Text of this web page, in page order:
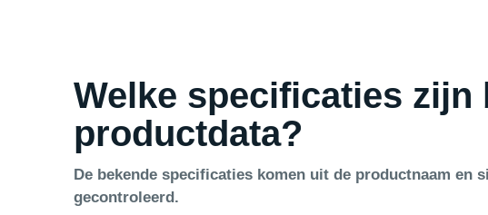
Welke specificaties zijn
productdata?
De bekende specificaties komen uit de productnaam en
gecontroleerd.